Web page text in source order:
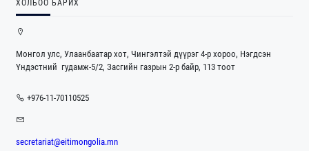
ХОЛБОО БАРИХ
Монгол улс, Улаанбаатар хот, Чингэлтэй дүүрэг 4-р хороо, Нэгдсэн
Үндэстний гудамж-5/2, Засгийн газрын 2-р байр, 113 тоот
+976-11-70110525
secretariat@eitimongolia.mn